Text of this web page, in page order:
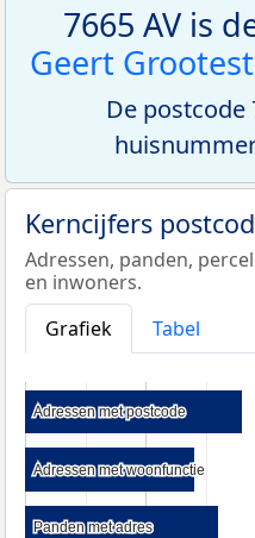
7665 AV is
Geert
De postcode
Kerncijfers
Adressen, panden,
en inwoners.
Grafiek
Tabel
Adressen met postcode
Adressen met postcode
Adressen met woonfunctie
Adressen met woonfunctie
Panden met adres
Panden met adres